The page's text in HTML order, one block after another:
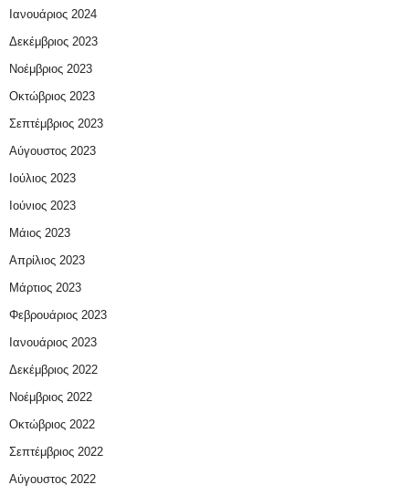
Ιανουάριος 2024
Δεκέμβριος 2023
Νοέμβριος 2023
Οκτώβριος 2023
Σεπτέμβριος 2023
Αύγουστος 2023
Ιούλιος 2023
Ιούνιος 2023
Μάιος 2023
Απρίλιος 2023
Μάρτιος 2023
Φεβρουάριος 2023
Ιανουάριος 2023
Δεκέμβριος 2022
Νοέμβριος 2022
Οκτώβριος 2022
Σεπτέμβριος 2022
Αύγουστος 2022